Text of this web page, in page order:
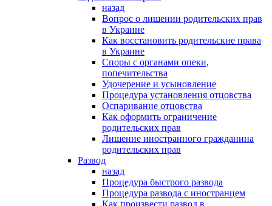
назад
Вопрос о лишении родительских прав
в Украине
Как восстановить родительские права
в Украине
Споры с органами опеки,
попечительства
Удочерение и усыновление
Процедура установления отцовства
Оспаривание отцовства
Как оформить ограничение
родительских прав
Лишение иностранного гражданина
родительских прав
Развод
назад
Процедура быстрого развода
Процедура развода с иностранцем
Как произвести развод в